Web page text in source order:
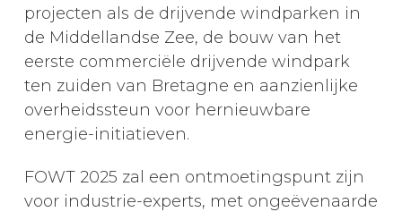
projecten als de drijvende windparken in
de Middellandse Zee, de bouw van het
eerste commerciële drijvende windpark
ten zuiden van Bretagne en aanzienlijke
overheidssteun voor hernieuwbare
energie-initiatieven.
FOWT 2025 zal een ontmoetingspunt zijn
voor industrie-experts, met ongeëvenaarde